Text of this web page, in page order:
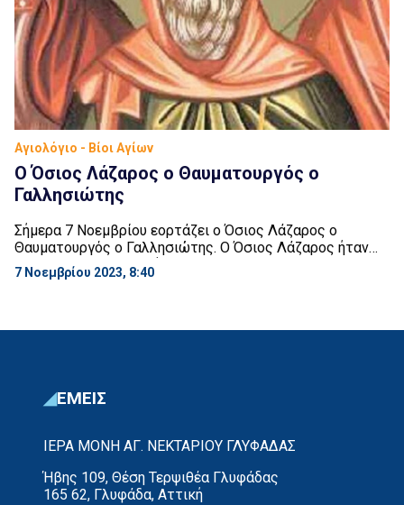
Αγιολόγιο - Βίοι Αγίων
Ο Όσιος Λάζαρος ο Θαυματουργός ο
Γαλλησιώτης
Σήμερα 7 Νοεμβρίου εορτάζει ο Όσιος Λάζαρος ο
Θαυματουργός ο Γαλλησιώτης. Ο Όσιος Λάζαρος ήταν
από την Μ. Ασία. Γεννήθηκε τον 11ο αιώνα σ’ ένα χωριό
κοντά στη Μαγνησία (προς τον Νέανδρο Ποταμό), από
στο μοναστήρι των Ορόβων. […]
7 Νοεμβρίου 2023, 8:40
ΕΜΕΙΣ
ΙΕΡΑ ΜΟΝΗ ΑΓ. ΝΕΚΤΑΡΙΟΥ ΓΛΥΦΑΔΑΣ
Ήβης 109, Θέση Τερψιθέα Γλυφάδας
165 62, Γλυφάδα, Αττική